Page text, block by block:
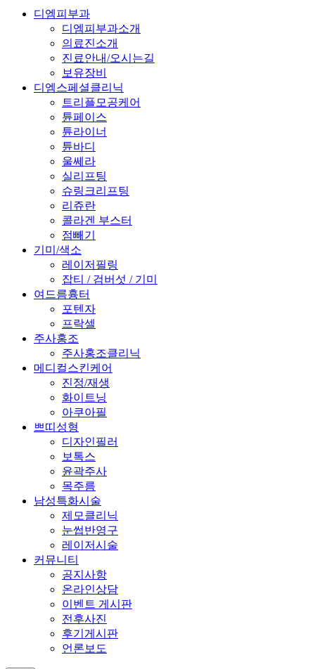
디엠피부과
디엠피부과소개
의료진소개
진료안내/오시는길
보유장비
디엠스페셜클리닉
트리플모공케어
튠페이스
튠라이너
튠바디
울쎄라
실리프팅
슈링크리프팅
리쥬란
콜라겐 부스터
점빼기
기미/색소
레이저필링
잡티 / 검버섯 / 기미
여드름흉터
포텐자
프락셀
주사홍조
주사홍조클리닉
메디컬스킨케어
진정/재생
화이트닝
아쿠아필
쁘띠성형
디자인필러
보톡스
윤곽주사
목주름
남성특화시술
제모클리닉
눈썹반영구
레이저시술
커뮤니티
공지사항
온라인상담
이벤트 게시판
전후사진
후기게시판
언론보도